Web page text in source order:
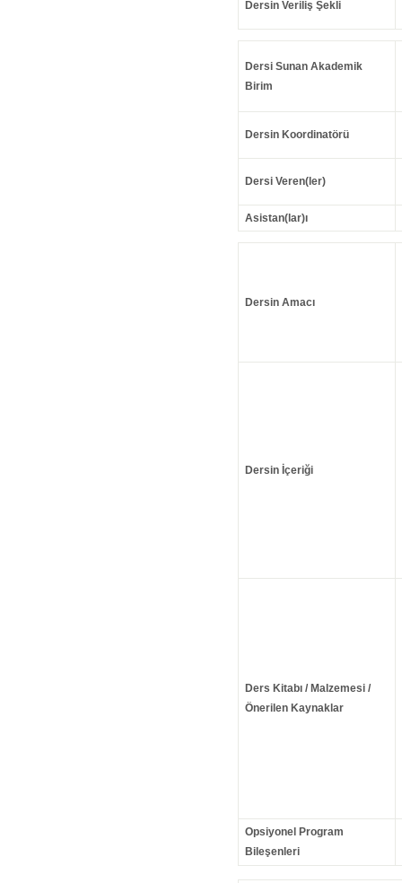
Dersin Veriliş Şekli
Dersi Sunan Akademik
Birim
Dersin Koordinatörü
Dersi Veren(ler)
Asistan(lar)ı
Dersin Amacı
Dersin İçeriği
Ders Kitabı / Malzemesi /
Önerilen Kaynaklar
Opsiyonel Program
Bileşenleri